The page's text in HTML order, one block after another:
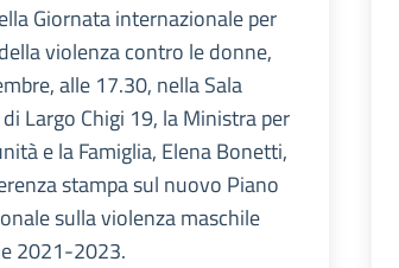
Giornata internazionale per
violenza contro le donne,
alle 17.30, nella Sala
Largo Chigi 19, la Ministra per
e la Famiglia, Elena Bonetti,
stampa sul nuovo Piano
sulla violenza maschile
2021-2023.